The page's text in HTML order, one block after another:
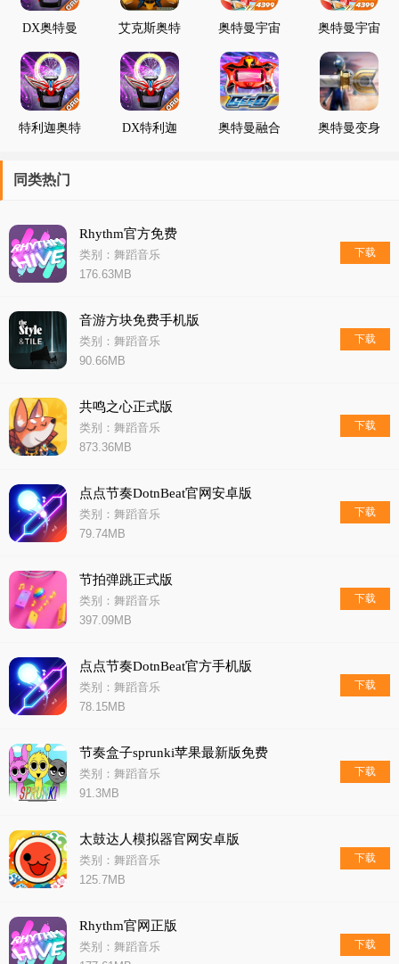
DX奥特曼
艾克斯奥特
器
奥特曼宇宙
奥特曼宇宙
特利迦奥特
DX特利迦
奥特曼融合
奥特曼变身
同类热门
Rhythm官方免费
类别：舞蹈音乐
176.63MB
下载
音游方块免费手机版
类别：舞蹈音乐
90.66MB
下载
共鸣之心正式版
类别：舞蹈音乐
873.36MB
下载
点点节奏DotnBeat官网安卓版
类别：舞蹈音乐
79.74MB
下载
节拍弹跳正式版
类别：舞蹈音乐
397.09MB
下载
点点节奏DotnBeat官方手机版
类别：舞蹈音乐
78.15MB
下载
节奏盒子sprunki苹果最新版免费
类别：舞蹈音乐
91.3MB
下载
太鼓达人模拟器官网安卓版
类别：舞蹈音乐
125.7MB
下载
Rhythm官网正版
类别：舞蹈音乐
下载